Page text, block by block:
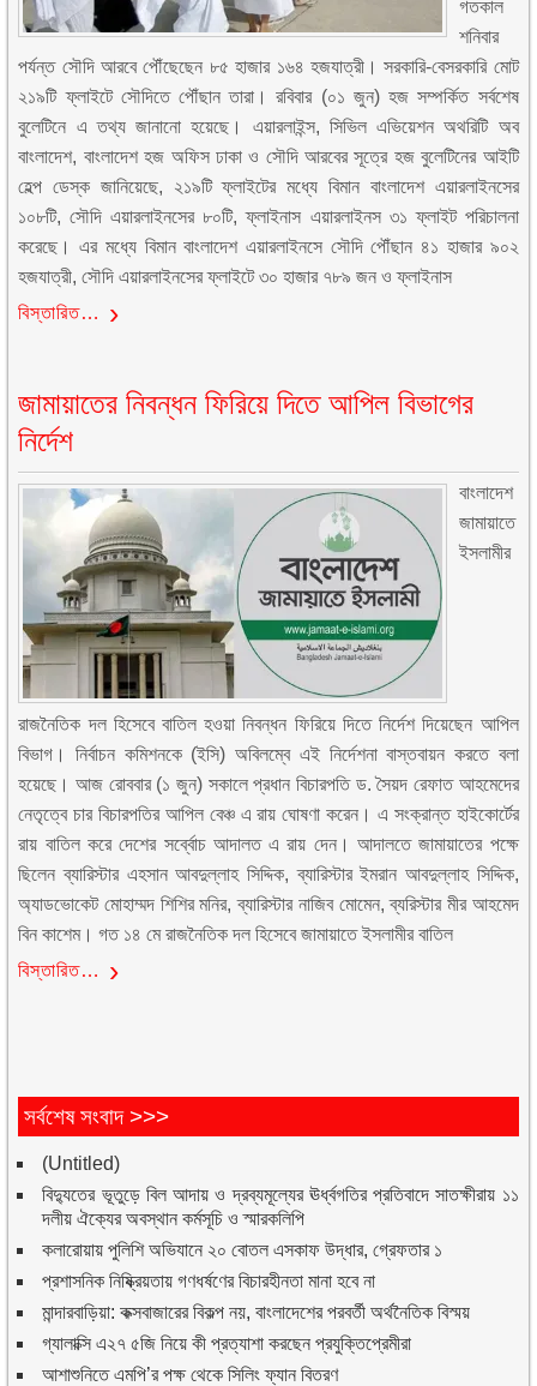
গতকাল
শনিবার
পর্যন্ত সৌদি আরবে পৌঁছেছেন ৮৫ হাজার ১৬৪ হজযাত্রী। সরকারি-বেসরকারি মোট
২১৯টি ফ্লাইটে সৌদিতে পৌঁছান তারা। রবিবার (০১ জুন) হজ সম্পর্কিত সর্বশেষ
বুলেটিনে এ তথ্য জানানো হয়েছে। এয়ারলাইন্স, সিভিল এভিয়েশন অথরিটি অব
বাংলাদেশ, বাংলাদেশ হজ অফিস ঢাকা ও সৌদি আরবের সূত্রে হজ বুলেটিনের আইটি
হেল্প ডেস্ক জানিয়েছে, ২১৯টি ফ্লাইটের মধ্যে বিমান বাংলাদেশ এয়ারলাইনসের
১০৮টি, সৌদি এয়ারলাইনসের ৮০টি, ফ্লাইনাস এয়ারলাইনস ৩১ ফ্লাইট পরিচালনা
করেছে। এর মধ্যে বিমান বাংলাদেশ এয়ারলাইনসে সৌদি পৌঁছান ৪১ হাজার ৯০২
হজযাত্রী, সৌদি এয়ারলাইনসের ফ্লাইটে ৩০ হাজার ৭৮৯ জন ও ফ্লাইনাস
বিস্তারিত…
জামায়াতের নিবন্ধন ফিরিয়ে দিতে আপিল বিভাগের
নির্দেশ
বাংলাদেশ
জামায়াতে
ইসলামীর
রাজনৈতিক দল হিসেবে বাতিল হওয়া নিবন্ধন ফিরিয়ে দিতে নির্দেশ দিয়েছেন আপিল
বিভাগ। নির্বাচন কমিশনকে (ইসি) অবিলম্বে এই নির্দেশনা বাস্তবায়ন করতে বলা
হয়েছে। আজ রোববার (১ জুন) সকালে প্রধান বিচারপতি ড. সৈয়দ রেফাত আহমেদের
নেতৃত্বে চার বিচারপতির আপিল বেঞ্চ এ রায় ঘোষণা করেন। এ সংক্রান্ত হাইকোর্টের
রায় বাতিল করে দেশের সর্ব্বোচ আদালত এ রায় দেন। আদালতে জামায়াতের পক্ষে
ছিলেন ব্যারিস্টার এহসান আবদুল্লাহ সিদ্দিক, ব্যারিস্টার ইমরান আবদুল্লাহ সিদ্দিক,
অ্যাডভোকেট মোহাম্মদ শিশির মনির, ব্যারিস্টার নাজিব মোমেন, ব্যরিস্টার মীর আহমেদ
বিন কাশেম। গত ১৪ মে রাজনৈতিক দল হিসেবে জামায়াতে ইসলামীর বাতিল
বিস্তারিত…
সর্বশেষ সংবাদ >>>
(Untitled)
বিদ্যুতের ভূতুড়ে বিল আদায় ও দ্রব্যমূল্যের ঊর্ধ্বগতির প্রতিবাদে সাতক্ষীরায় ১১
দলীয় ঐক্যের অবস্থান কর্মসূচি ও স্মারকলিপি
কলারোয়ায় পুলিশি অভিযানে ২০ বোতল এসকাফ উদ্ধার, গ্রেফতার ১
প্রশাসনিক নিষ্ক্রিয়তায় গণধর্ষণের বিচারহীনতা মানা হবে না
মান্দারবাড়িয়া: কক্সবাজারের বিকল্প নয়, বাংলাদেশের পরবর্তী অর্থনৈতিক বিস্ময়
গ্যালাক্সি এ২৭ ৫জি নিয়ে কী প্রত্যাশা করছেন প্রযুক্তিপ্রেমীরা
আশাশুনিতে এমপি’র পক্ষ থেকে সিলিং ফ্যান বিতরণ